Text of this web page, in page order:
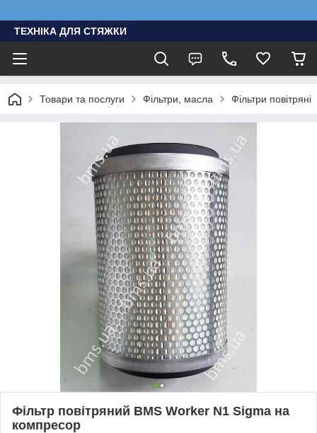
ТЕХНІКА ДЛЯ СТЯЖКИ
Товари та послуги Фільтри, масла Фільтри повітряні
Фільтр повітряний BMS Worker N1 Sigma на
компресор